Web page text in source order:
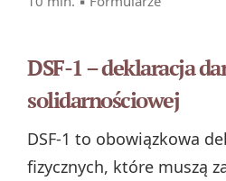
DSF-1 – deklaracja
solidarnościowej
DSF-1 to obowiązkowa
fizycznych, które muszą